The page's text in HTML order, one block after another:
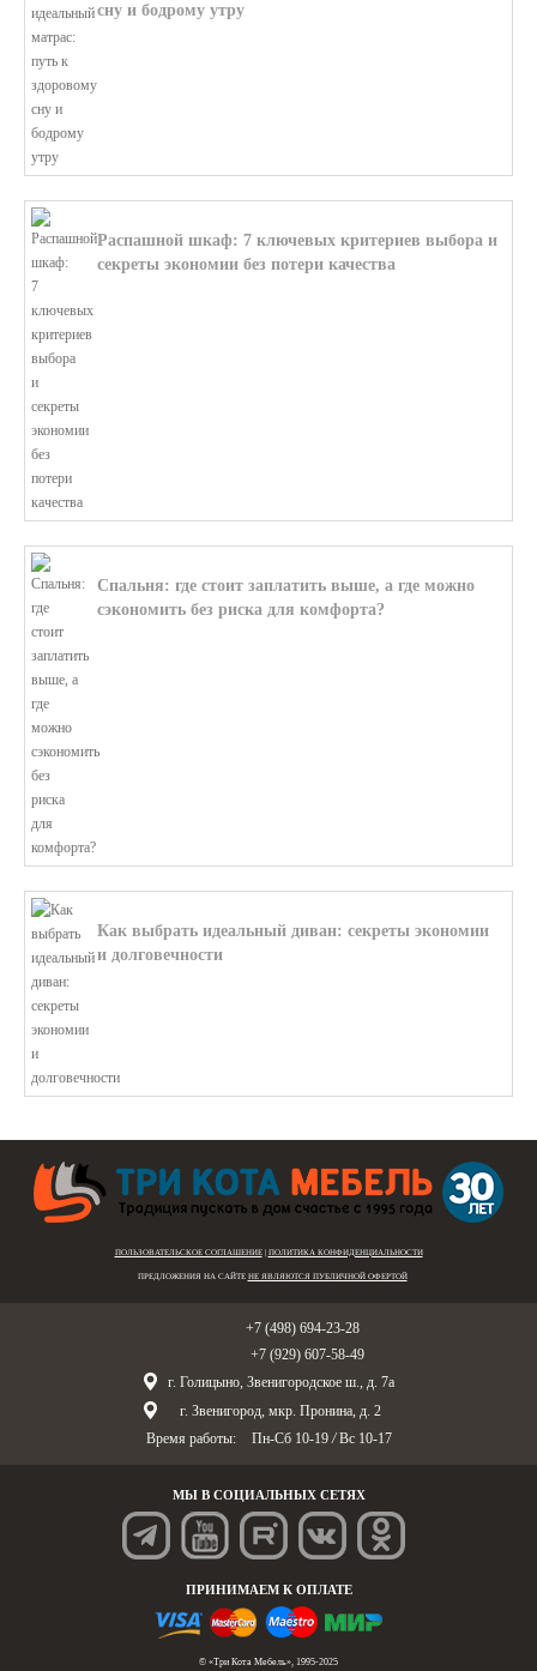
сну и бодрому утру
Распашной шкаф: 7 ключевых критериев выбора и
секреты экономии без потери качества
Спальня: где стоит заплатить выше, а где можно
сэкономить без риска для комфорта?
Как выбрать идеальный диван: секреты экономии
и долговечности
ПОЛЬЗОВАТЕЛЬСКОЕ СОГЛАШЕНИЕ| ПОЛИТИКА КОНФИДЕНЦИАЛЬНОСТИ
ПРЕДЛОЖЕНИЯ НА САЙТЕ НЕ ЯВЛЯЮТСЯ ПУБЛИЧНОЙ ОФЕРТОЙ
+7 (498) 694-23-28
+7 (929) 607-58-49
г. Голицыно, Звенигородское ш., д. 7а
г. Звенигород, мкр. Пронина, д. 2
Время работы:
Пн-Сб 10-19 / Вс 10-17
МЫ В СОЦИАЛЬНЫХ СЕТЯХ
ПРИНИМАЕМ К ОПЛАТЕ
© «Три Кота Мебель», 1995-2025